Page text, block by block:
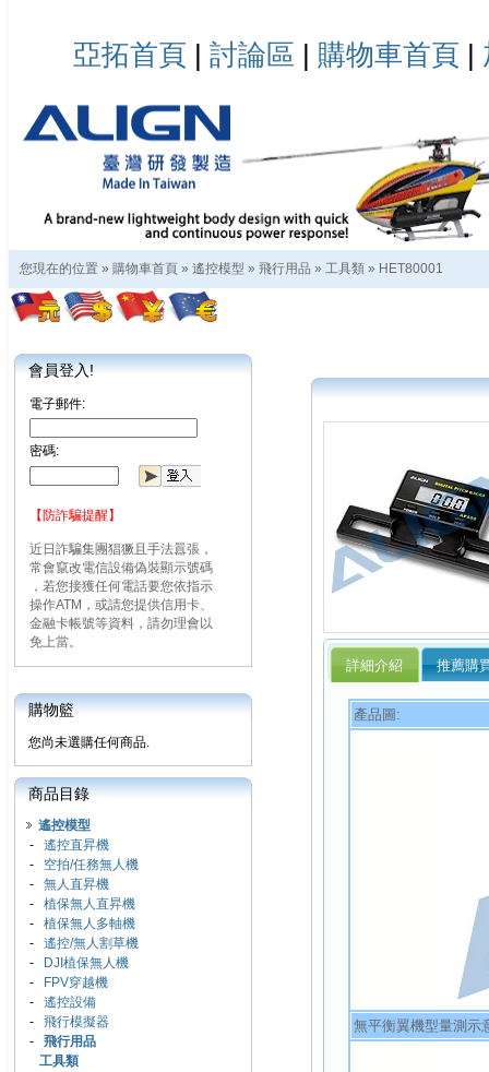
亞拓首頁 | 討論區 | 購物車首頁 |
您現在的位置 » 購物車首頁 » 遙控模型 » 飛行用品 » 工具類 » HET80001
會員登入!
電子郵件:
密碼:
【防詐騙提醒】
近日詐騙集團猖獗且手法囂張，
常會竄改電信設備偽裝顯示號碼
，若您接獲任何電話要您依指示
操作ATM，或請您提供信用卡、
金融卡帳號等資料，請勿理會以
免上當。
購物籃
您尚未選購任何商品.
商品目錄
遙控模型
- 遙控直昇機
- 空拍/任務無人機
- 無人直昇機
- 植保無人直昇機
- 植保無人多軸機
- 遙控/無人割草機
-
DJI植保無人機
-
FPV穿越機
- 遙控設備
- 飛行模擬器
- 飛行用品
工具類
詳細介紹 推薦購
產品圖:
無平衡翼機型量測示